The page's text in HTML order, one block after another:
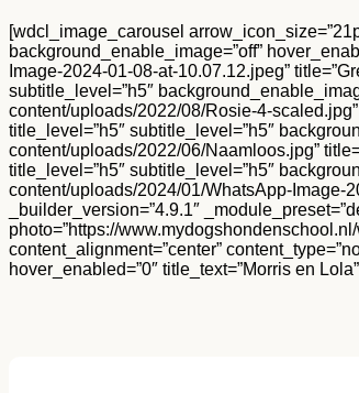
[wdcl_image_carousel
background_enable_image=”off”
Image-2024-01-08-at-10.07.12.jpeg”
subtitle_level=”h5″
content/uploads/2022/08/Rosie-4-scaled.jpg”
title_level=”h5″ subtitle_level=”h5″
content/uploads/2022/06/Naamloos.jpg”
title_level=”h5″ subtitle_level=”h5″
content/uploads/2024/01/WhatsApp-Image-
_builder_version=”4.9.1″
photo=”https://
content_alignment=”center”
hover_enabled=”0″ title_text=”Morris en